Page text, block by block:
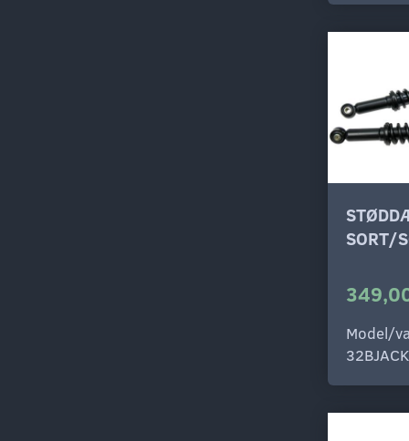
SORT/
Model/
32BJACK